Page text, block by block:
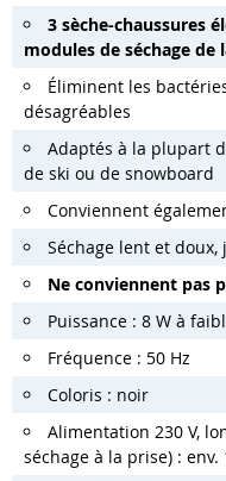
3 sèche-chaussures
modules de séchage
Éliminent les
désagréables
Adaptés à la plupart
de ski ou de snowboard
Conviennent
Séchage lent et doux,
Ne conviennent pas
Puissance : 8 W à
Fréquence : 50 Hz
Coloris : noir
Alimentation 230 V,
séchage à la prise) : env.